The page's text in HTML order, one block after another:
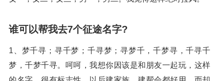
谁可以帮我去7个征途名字?
1、梦千寻；寻千梦；千寻梦；寻梦千，千梦寻，千寻千
梦，千梦千寻。呵呵，我想你因该是和朋友一起玩，这样